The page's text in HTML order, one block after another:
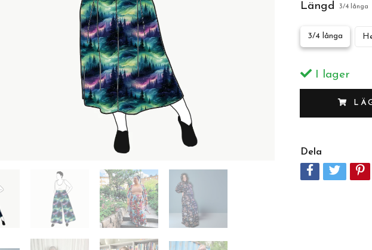
Längd 3/4 långa
3/4 långa
I lager
Dela